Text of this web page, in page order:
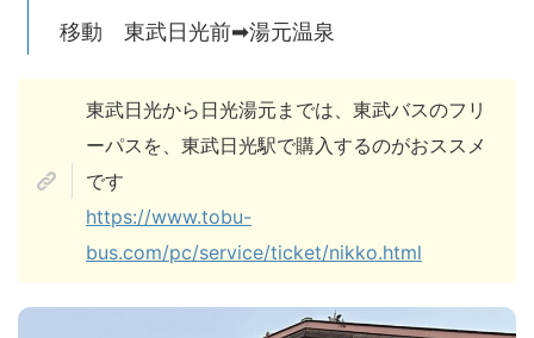
移動 東武日光前➡湯元温泉
東武日光から日光湯元までは、東武バスのフリ
ーパスを、東武日光駅で購入するのがおススメ
です
https://www.tobu-
bus.com/pc/service/ticket/nikko.html